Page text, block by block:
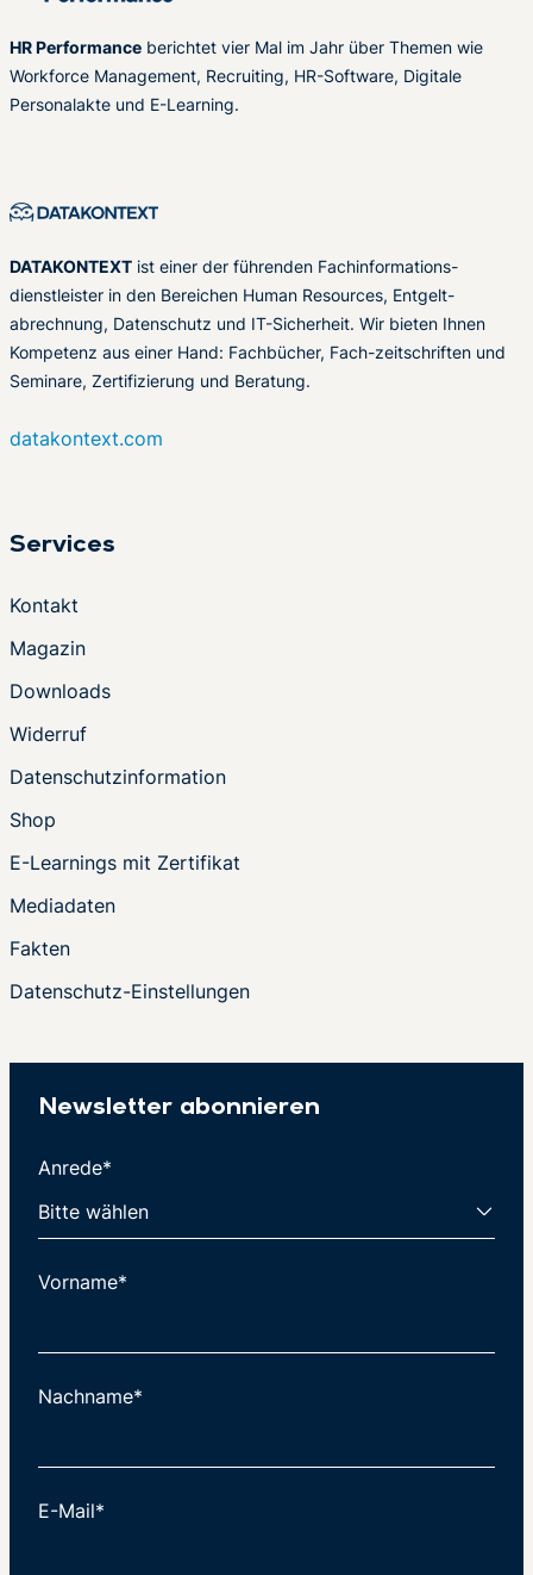
HR Performance berichtet vier Mal im Jahr über Themen wie
Workforce Management, Recruiting, HR-Software, Digitale
Personalakte und E-Learning.
DATAKONTEXT ist einer der führenden Fachinformations-
dienstleister in den Bereichen Human Resources, Entgelt-
abrechnung, Datenschutz und IT-Sicherheit. Wir bieten Ihnen
Kompetenz aus einer Hand: Fachbücher, Fach-zeitschriften und
Seminare, Zertifizierung und Beratung.
datakontext.com
Services
Kontakt
Magazin
Downloads
Widerruf
Datenschutzinformation
Shop
E-Learnings mit Zertifikat
Mediadaten
Fakten
Datenschutz-Einstellungen
Newsletter abonnieren
Anrede*
Vorname*
Nachname*
E-Mail*